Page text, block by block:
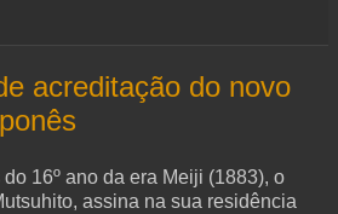
acreditação do novo
16º ano da era Meiji (1883), o
assina na sua residência